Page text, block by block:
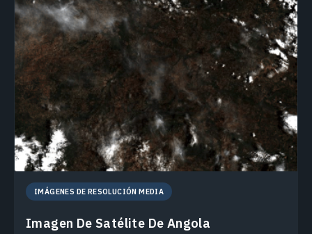
IMÁGENES DE RESOLUCIÓN MEDIA
Imagen De Satélite De Angola